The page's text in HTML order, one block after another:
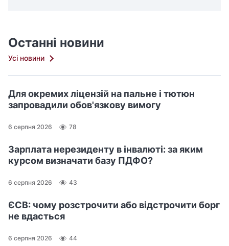
Останні новини
Усі новини
Для окремих ліцензій на пальне і тютюн
запровадили обов'язкову вимогу
6 серпня 2026 78
Зарплата нерезиденту в інвалюті: за яким
курсом визначати базу ПДФО?
6 серпня 2026 43
ЄСВ: чому розстрочити або відстрочити борг
не вдасться
6 серпня 2026 44